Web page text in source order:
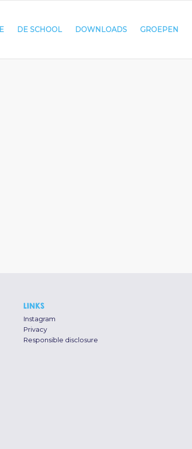
DE SCHOOL DOWNLOADS GROEPEN
LINKS
Instagram
Privacy
Responsible disclosure